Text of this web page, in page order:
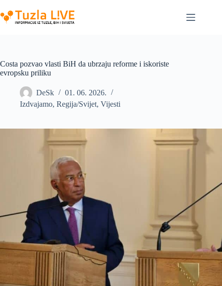
to
content
Costa pozvao vlasti BiH da ubrzaju reforme i iskoriste
evropsku priliku
DeSk
01. 06. 2026.
Izdvajamo, Regija/Svijet, Vijesti